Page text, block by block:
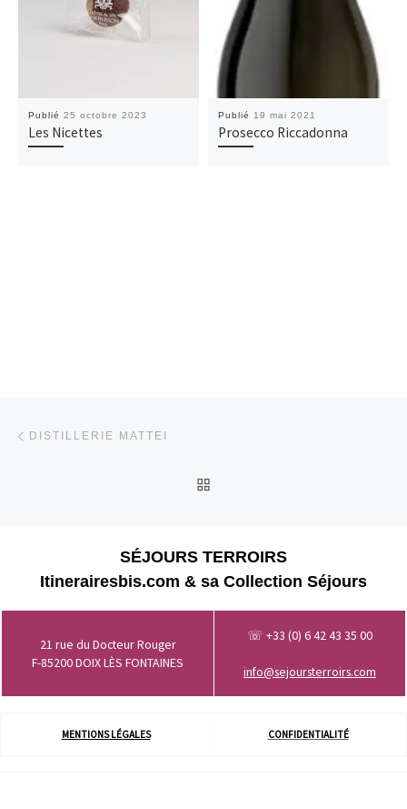
Publié25 octobre 2023
Les Nicettes
Publié 19 mai 2021
Prosecco Riccadonna
DISTILLERIE MATTEI
SÉJOURS TERROIRS
Itinerairesbis.com & sa Collection Séjours
21 rue du Docteur Rouger
F-85200 DOIX LÈS FONTAINES
☏ +33 (0) 6 42 43 35 00
info@sejoursterroirs.com
MENTIONS LÉGALES CONFIDENTIALITÉ